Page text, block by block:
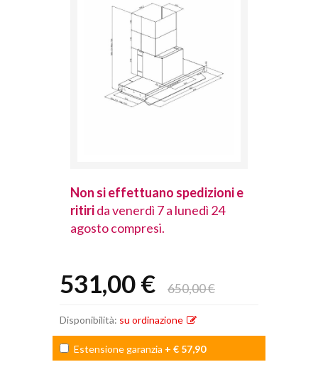
Non si effettuano spedizioni e
ritirida venerdì 7 a lunedì 24
agosto compresi.
531,00 € 650,00 €
Disponibilità: su ordinazione
Estensione garanzia + € 57,90